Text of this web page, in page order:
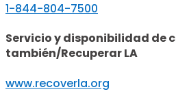
1-844-804-7500
Servicio y disponibilidad de
también/Recuperar LA
www.recoverla.org